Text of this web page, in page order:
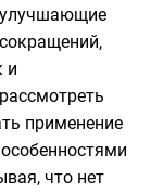
улучшающие
и
применение
что нет